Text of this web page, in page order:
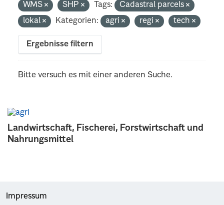
Landwirtschaft, Fischerei, Forstwirtschaft und
Nahrungsmittel
WMS
SHP Tags:
Cadastral parcels
lokal
Kategorien: agri regi tech
Ergebnisse filtern
Bitte versuch es mit einer anderen Suche.
Impressum